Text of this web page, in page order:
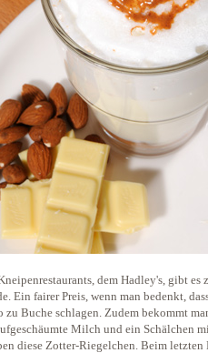
dem Hadley's, gibt es
Ein fairer Preis, wenn man bedenkt,
Buche schlagen. Zudem bekommt
Milch und ein Schälchen
diese Zotter-Riegelchen. Beim